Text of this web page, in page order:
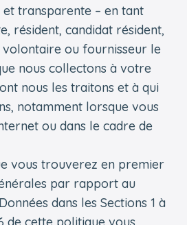
transparente – en tant
résident, candidat résident,
ou fournisseur le
nous collectons à votre
nous les traitons et à qui
notamment lorsque vous
ou dans le cadre de
vous trouverez en premier
par rapport au
dans les Sections 1 à